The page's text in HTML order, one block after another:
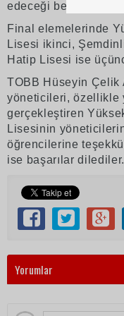
edeceği belirtildi.
Final elemelerinde
Lisesi ikinci,
Hatip Lisesi ise
TOBB Hüseyin Çelik
yöneticileri, özellikle
gerçekleştiren
Lisesinin
öğrencilerine
ise başarılar
Yorumlar